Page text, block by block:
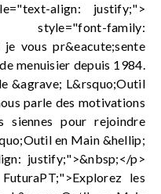
align: justify;">
family:
je vous pr&eacute;sente
menuisier depuis 1984.
&agrave; L&rsquo;Outil
parle des motivations
siennes pour rejoindre
en Main &hellip;
justify;">&nbsp;</p>
les